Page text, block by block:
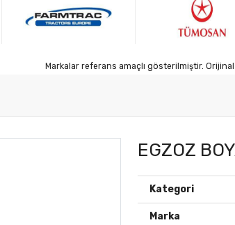
Markalar referans amaçlı gösterilmiştir.
EGZOZ
Kategori
Marka